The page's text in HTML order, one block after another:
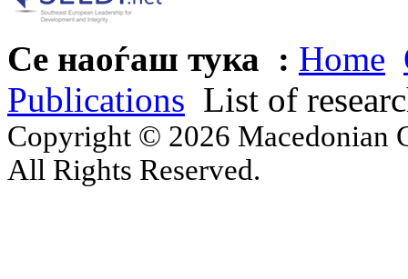
Се наоѓаш тука : Home
Publications List of
Copyright © 2026 Macedonian
All Rights Reserved.